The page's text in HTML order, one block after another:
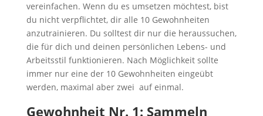
vereinfachen. Wenn du es umsetzen möchtest, bist
du nicht verpflichtet, dir alle 10 Gewohnheiten
anzutrainieren. Du solltest dir nur die heraussuchen,
die für dich und deinen persönlichen Lebens- und
Arbeitsstil funktionieren. Nach Möglichkeit sollte
immer nur eine der 10 Gewohnheiten eingeübt
werden, maximal aber zwei auf einmal.
Gewohnheit Nr. 1: Sammeln